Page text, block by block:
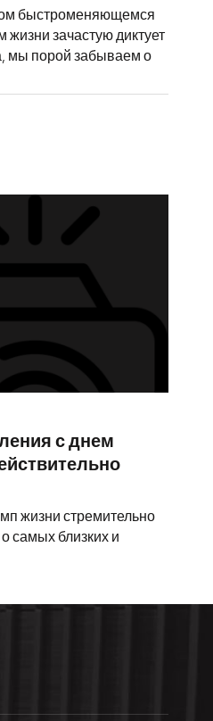
быстроменяющемся
жизни зачастую диктует
мы порой забываем о
приемному отцу по-
с днем
жизни стремительно
самых близких и